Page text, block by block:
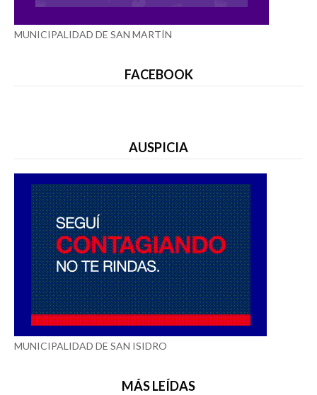
MUNICIPALIDAD DE SAN MARTÍN
FACEBOOK
AUSPICIA
MUNICIPALIDAD DE SAN ISIDRO
MÁS LEÍDAS